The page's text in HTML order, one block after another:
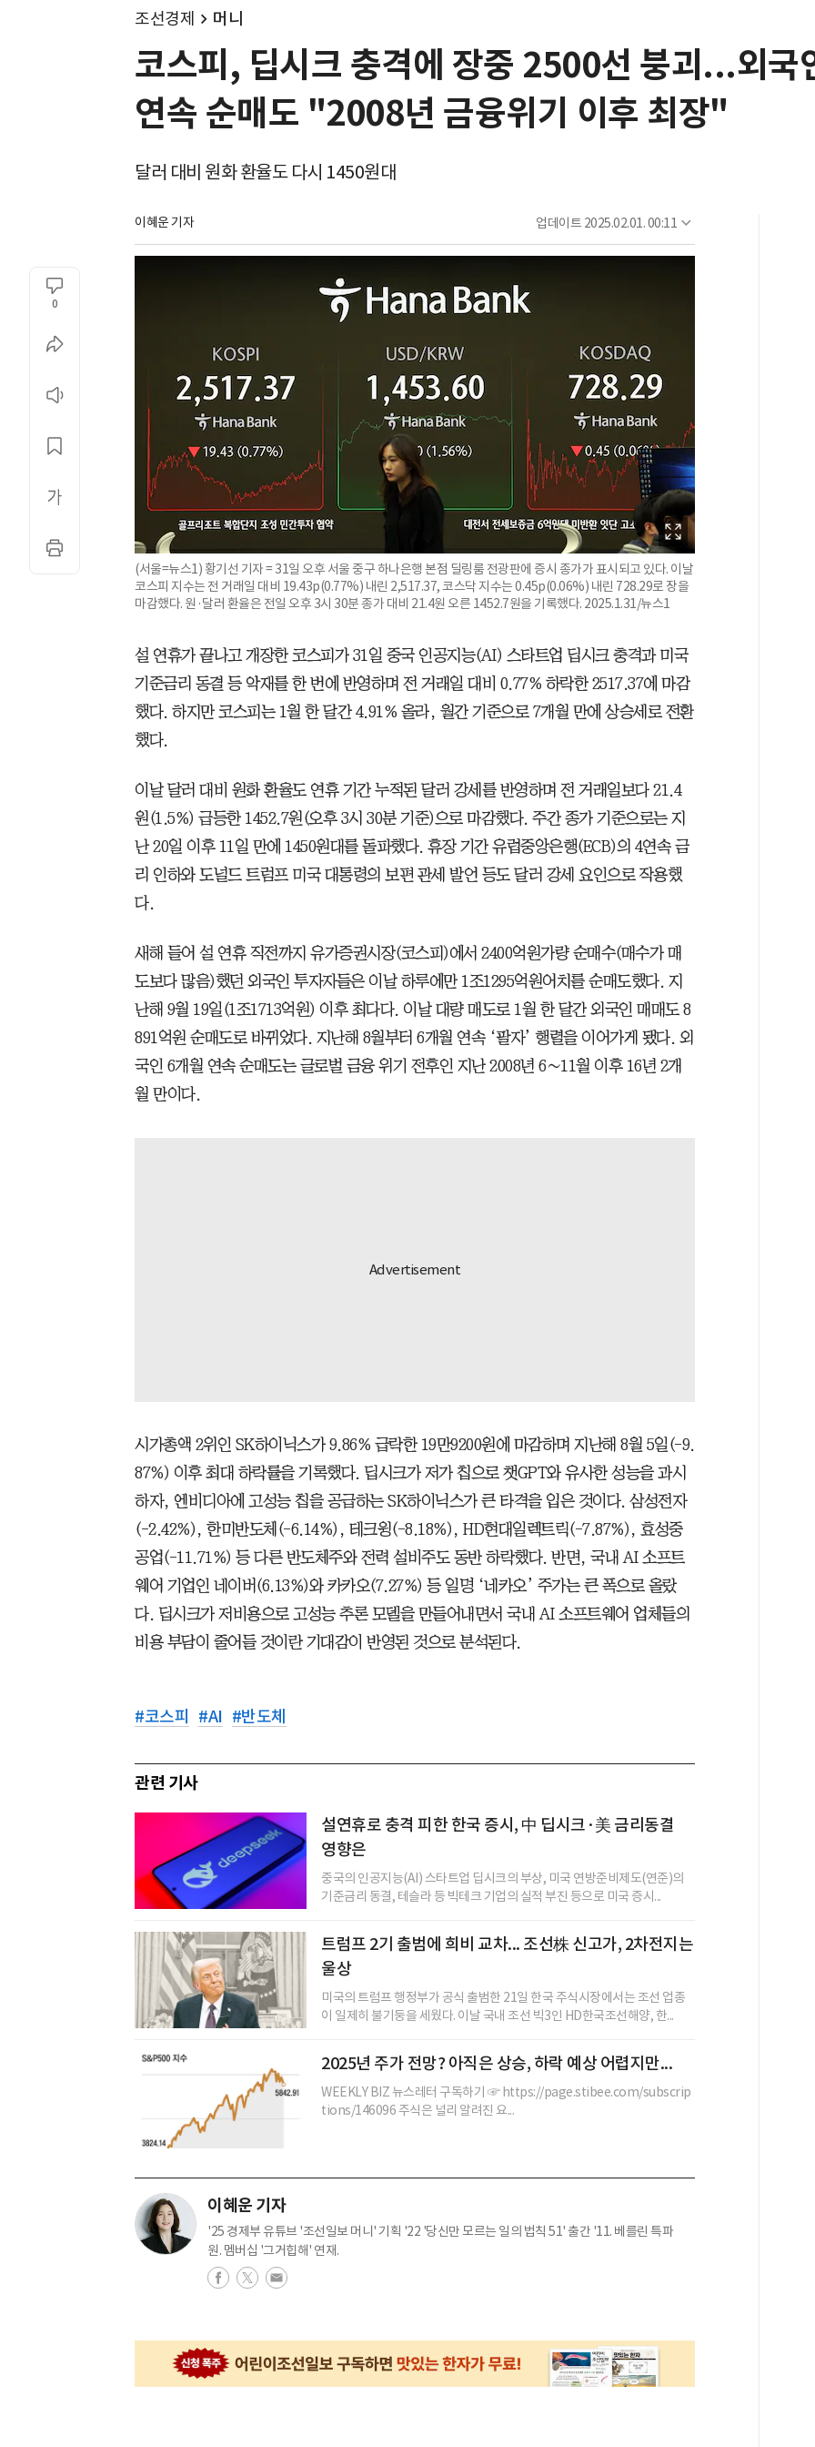
조선경제 머니
코스피, 딥시크 충격에 장중 2500선 붕괴...외국
연속 순매도 "2008년 금융위기 이후 최장"
달러 대비 원화 환율도 다시 1450원대
이혜운 기자 업데이트 2025.02.01. 00:11
0
(서울=뉴스1) 황기선 기자 = 31일 오후 서울 중구 하나은행 본점 딜링룸 전광판에 증시 종가가 표시되고 있다. 이날
코스피 지수는 전 거래일 대비 19.43p(0.77%) 내린 2,517.37, 코스닥 지수는 0.45p(0.06%) 내린 728.29로 장을
마감했다. 원·달러 환율은 전일 오후 3시 30분 종가 대비 21.4원 오른 1452.7원을 기록했다. 2025.1.31/뉴스1
설 연휴가 끝나고 개장한 코스피가 31일 중국 인공지능(AI) 스타트업 딥시크 충격과 미국
기준금리 동결 등 악재를 한 번에 반영하며 전 거래일 대비 0.77% 하락한 2517.37에 마감
했다. 하지만 코스피는 1월 한 달간 4.91% 올라, 월간 기준으로 7개월 만에 상승세로 전환
했다.
이날 달러 대비 원화 환율도 연휴 기간 누적된 달러 강세를 반영하며 전 거래일보다 21.4
원(1.5%) 급등한 1452.7원(오후 3시 30분 기준)으로 마감했다. 주간 종가 기준으로는 지
난 20일 이후 11일 만에 1450원대를 돌파했다. 휴장 기간 유럽중앙은행(ECB)의 4연속 금
리 인하와 도널드 트럼프 미국 대통령의 보편 관세 발언 등도 달러 강세 요인으로 작용했
다.
새해 들어 설 연휴 직전까지 유가증권시장(코스피)에서 2400억원가량 순매수(매수가 매
도보다 많음)했던 외국인 투자자들은 이날 하루에만 1조1295억원어치를 순매도했다. 지
난해 9월 19일(1조1713억원) 이후 최다다. 이날 대량 매도로 1월 한 달간 외국인 매매도 8
891억원 순매도로 바뀌었다. 지난해 8월부터 6개월 연속 ‘팔자’ 행렬을 이어가게 됐다. 외
국인 6개월 연속 순매도는 글로벌 금융 위기 전후인 지난 2008년 6∼11월 이후 16년 2개
월 만이다.
시가총액 2위인 SK하이닉스가 9.86% 급락한 19만9200원에 마감하며 지난해 8월 5일(-9.
87%) 이후 최대 하락률을 기록했다. 딥시크가 저가 칩으로 챗GPT와 유사한 성능을 과시
하자, 엔비디아에 고성능 칩을 공급하는 SK하이닉스가 큰 타격을 입은 것이다. 삼성전자
(-2.42%), 한미반도체(-6.14%), 테크윙(-8.18%), HD현대일렉트릭(-7.87%), 효성중
공업(-11.71%) 등 다른 반도체주와 전력 설비주도 동반 하락했다. 반면, 국내 AI 소프트
웨어 기업인 네이버(6.13%)와 카카오(7.27%) 등 일명 ‘네카오’ 주가는 큰 폭으로 올랐
다. 딥시크가 저비용으로 고성능 추론 모델을 만들어내면서 국내 AI 소프트웨어 업체들의
비용 부담이 줄어들 것이란 기대감이 반영된 것으로 분석된다.
#코스피 #AI #반도체
관련 기사
설연휴로 충격 피한 한국 증시, 中 딥시크·美 금리동결
영향은
중국의 인공지능(AI) 스타트업 딥시크의 부상, 미국 연방준비제도(연준)의
기준금리 동결, 테슬라 등 빅테크 기업의 실적 부진 등으로 미국 증시...
트럼프 2기 출범에 희비 교차... 조선株 신고가, 2차전지는
울상
미국의 트럼프 행정부가 공식 출범한 21일 한국 주식시장에서는 조선 업종
이 일제히 불기둥을 세웠다. 이날 국내 조선 빅3인 HD한국조선해양, 한...
2025년 주가 전망? 아직은 상승, 하락 예상 어렵지만...
WEEKLY BIZ 뉴스레터 구독하기 ☞ https://page.stibee.com/subscrip
tions/146096 주식은 널리 알려진 요...
이혜운 기자
'25 경제부 유튜브 '조선일보 머니' 기획 '22 '당신만 모르는 일의 법칙 51' 출간 '11. 베를린 특파
원. 멤버십 '그거힙해' 연재.